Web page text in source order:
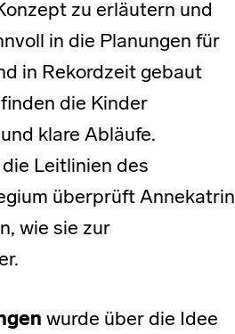
zu erläutern und
in die Planungen für
in Rekordzeit gebaut
die Kinder
klare Abläufe.
Leitlinien des
überprüft Annekatrin
wie sie zur
wurde über die Idee